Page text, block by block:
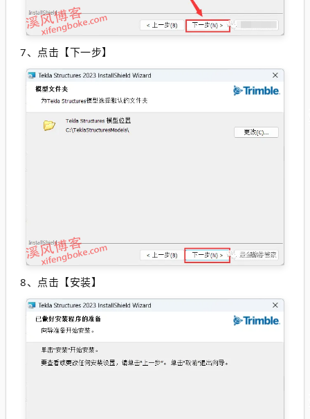
7、 点击【下一步】
8、点击【安装】